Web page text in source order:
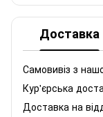
Доставка
Самовивіз з
Кур'єрська
Доставка на